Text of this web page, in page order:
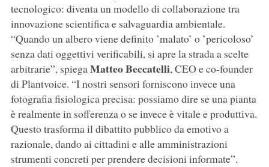
tecnologico: diventa un modello di collaborazione tra
innovazione scientifica e salvaguardia ambientale.
“Quando un albero viene definito ’malato’ o ’pericoloso’
senza dati oggettivi verificabili, si apre la strada a scelte
arbitrarie”, spiegaMatteo Beccatelli, CEO e co-founder
di Plantvoice. “I nostri sensori forniscono invece una
fotografia fisiologica precisa: possiamo dire se una pianta
è realmente in sofferenza o se invece è vitale e produttiva.
Questo trasforma il dibattito pubblico da emotivo a
razionale, dando ai cittadini e alle amministrazioni
strumenti concreti per prendere decisioni informate”.